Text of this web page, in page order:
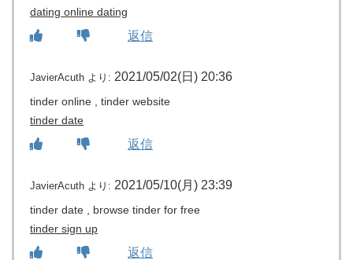
dating online dating
返信
JavierAcuth より: 2021/05/02(日) 20:36
tinder online , tinder website
tinder date
返信
JavierAcuth より: 2021/05/10(月) 23:39
tinder date , browse tinder for free
tinder sign up
返信